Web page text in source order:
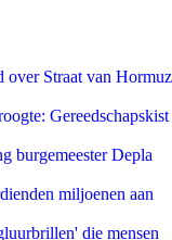
over Straat van Hormuz
Gereedschapskist
burgemeester Depla
miljoenen aan
die mensen